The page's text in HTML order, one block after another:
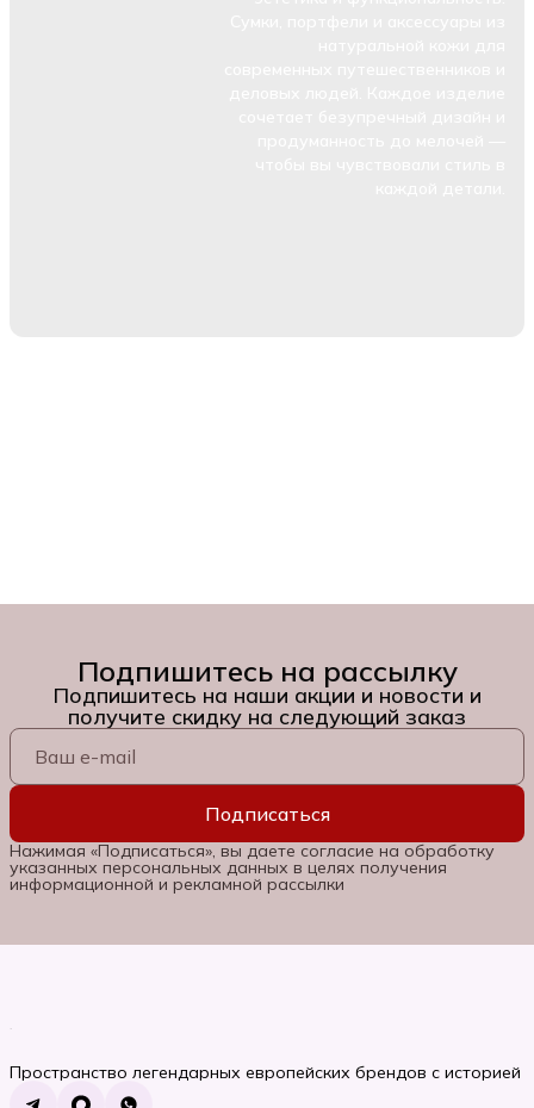
Подпишитесь на рассылку
Подпишитесь на наши акции и новости и
получите скидку на следующий заказ
Подписаться
Нажимая «Подписаться», вы даете согласие на обработку
указанных персональных данных в целях получения
информационной и рекламной рассылки
Пространство легендарных европейских брендов с историей